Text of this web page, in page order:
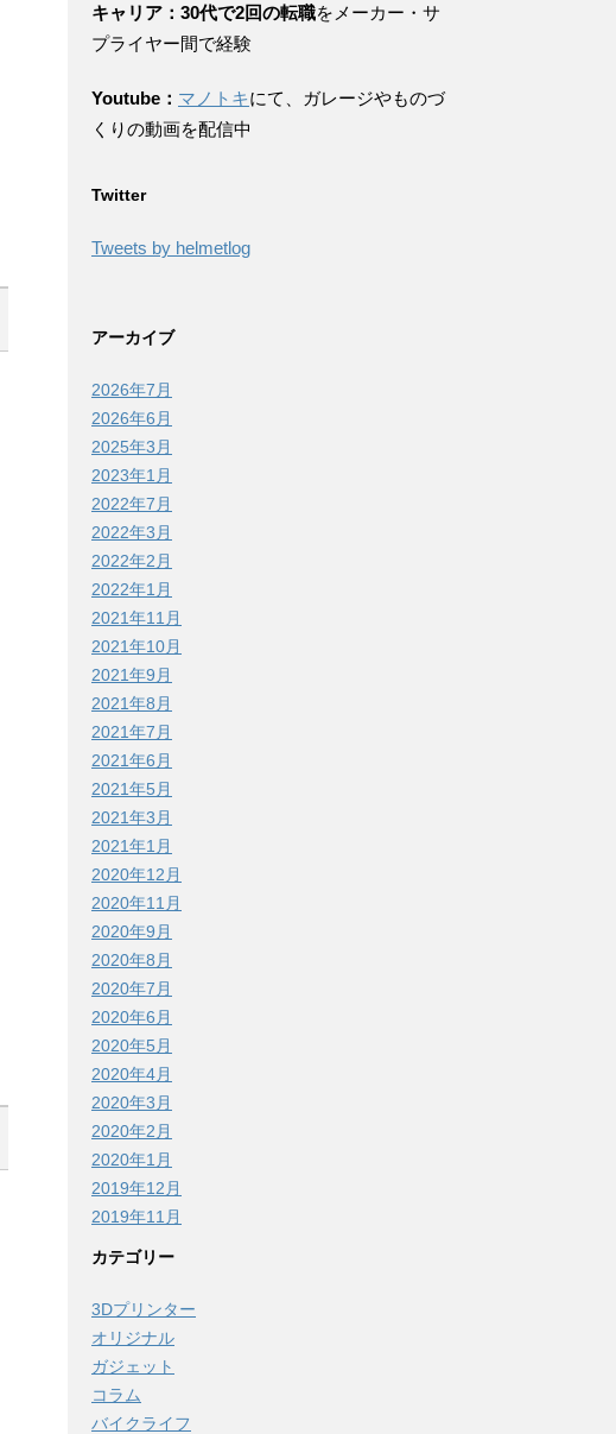
キャリア：30代で2回の転職をメーカー・サ
プライヤー間で経験
Youtube： マノトキにて、ガレージやものづ
くりの動画を配信中
Twitter
Tweets by helmetlog
アーカイブ
2026年7月
2026年6月
2025年3月
2023年1月
2022年7月
2022年3月
2022年2月
2022年1月
2021年11月
2021年10月
2021年9月
2021年8月
2021年7月
2021年6月
2021年5月
2021年3月
2021年1月
2020年12月
2020年11月
2020年9月
2020年8月
2020年7月
2020年6月
2020年5月
2020年4月
2020年3月
2020年2月
2020年1月
2019年12月
2019年11月
カテゴリー
3Dプリンター
オリジナル
ガジェット
コラム
バイクライフ